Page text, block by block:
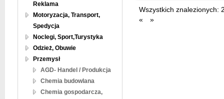
Reklama
Motoryzacja, Transport,
Spedycja
Noclegi, Sport,Turystyka
Odzież, Obuwie
Przemysł
AGD- Handel / Produkcja
Chemia budowlana
Chemia gospodarcza,
Wszystkich znalezionych:
«
»